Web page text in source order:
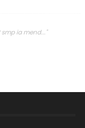
ia mend..."